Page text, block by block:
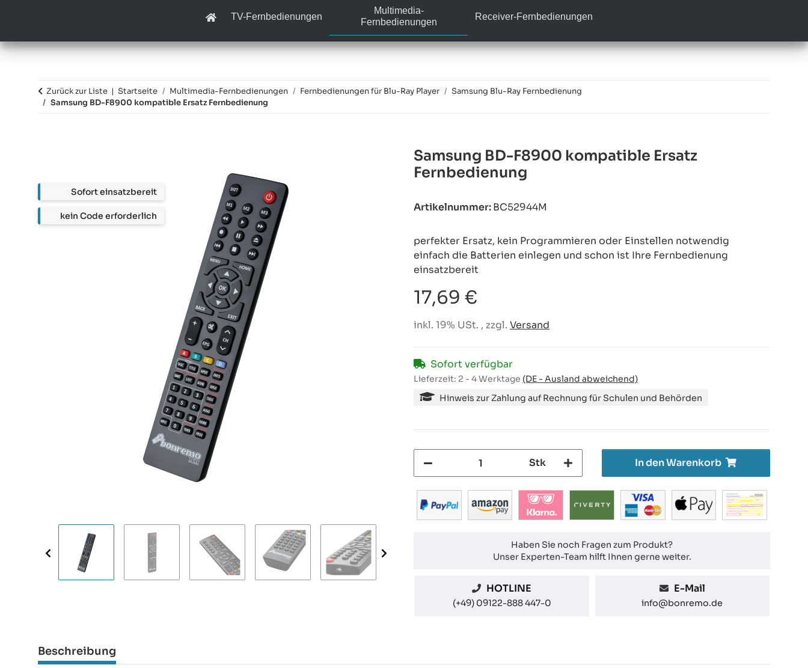
TV-Fernbedienungen
Multimedia-
Fernbedienungen
Receiver-Fernbedienungen
Zurück zur Liste Startseite Multimedia-Fernbedienungen Fernbedienungen für Blu-Ray Player
Samsung Blu-Ray Fernbedienung
Samsung BD-F8900 kompatible Ersatz Fernbedienung
Samsung BD-F8900 kompatible Ersatz
Fernbedienung
Artikelnummer:BC52944M
perfekter Ersatz, kein Programmieren oder Einstellen notwendig
einfach die Batterien einlegen und schon ist Ihre Fernbedienung
einsatzbereit
17,69 €
inkl. 19% USt. , zzgl. Versand
Sofort verfügbar
Lieferzeit: 2 - 4 Werktage (DE - Ausland abweichend)
Hinweis zur Zahlung auf Rechnung für Schulen und Behörden
Stk In den Warenkorb
Haben Sie noch Fragen zum Produkt?
Unser Experten-Team hilft Ihnen gerne weiter.
HOTLINE
(+49) 09122-888 447-0
E-Mail
info@bonremo.de
Beschreibung